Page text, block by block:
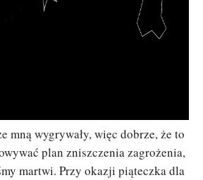
mną wygrywały, więc dobrze, że to
plan zniszczenia zagrożenia,
martwi. Przy okazji piąteczka dla